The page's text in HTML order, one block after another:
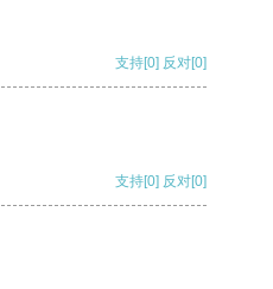
支持[0] 反对[0]
支持[0] 反对[0]